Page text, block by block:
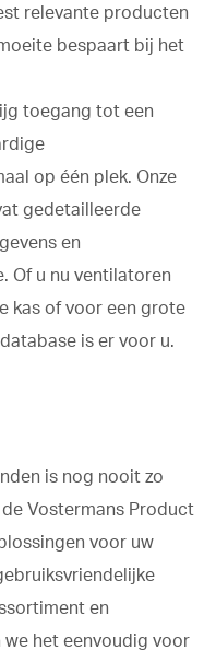
relevante producten
bespaart bij het
toegang tot een
op één plek. Onze
gedetailleerde
en
Of u nu ventilatoren
kas of voor een grote
is er voor u.
is nog nooit zo
Vostermans Product
voor uw
en
het eenvoudig voor